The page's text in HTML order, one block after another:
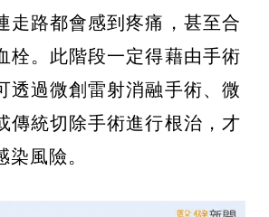
走路都會感到疼痛，甚至合
栓。此階段一定得藉由手術
透過微創雷射消融手術、微
傳統切除手術進行根治，才
風險。